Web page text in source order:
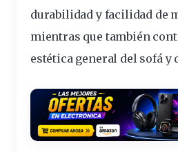
durabilidad y facilidad de
mientras que también
estética general del sofá y